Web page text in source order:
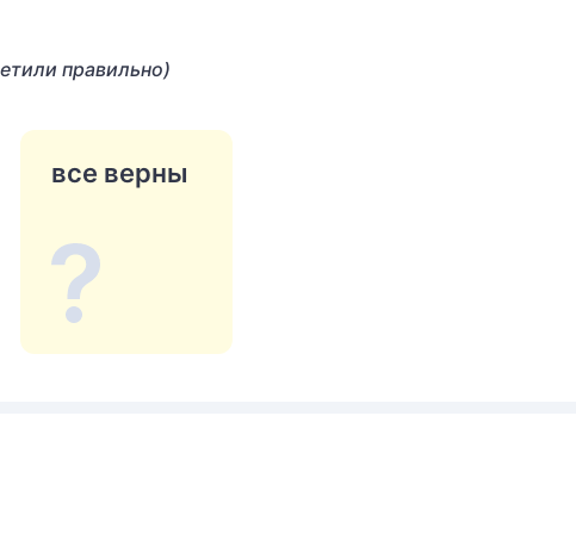
правильно)
все верны